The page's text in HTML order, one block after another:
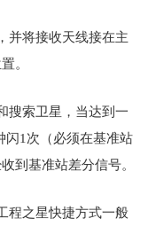
并将接收天线接在主
。
搜索卫星，当达到一
闪1次（必须在基准站
到基准站差分信号。
程之星快捷方式一般